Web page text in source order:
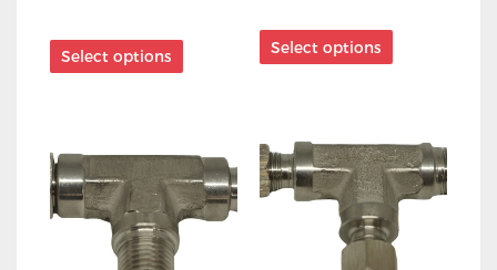
Select options Select options